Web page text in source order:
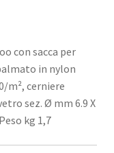
con sacca per
in nylon
m², cerniere
sez. Ø mm 6.9 X
kg 1,7